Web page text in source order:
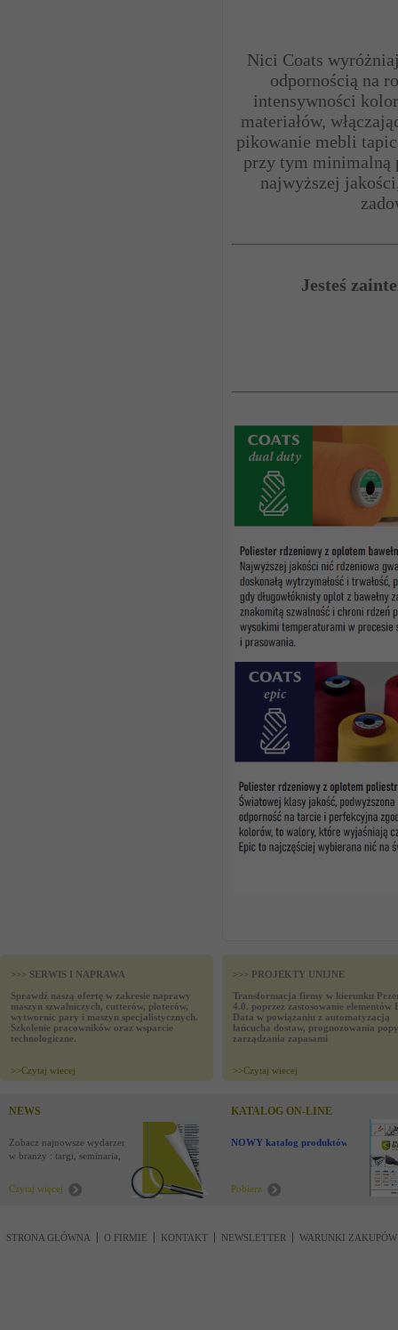
Nici Coats
odpornością na
intensywności
materiałów,
pikowanie mebli
przy tym minimalną
najwyższej
Jesteś
>>> SERWIS I NAPRAWA
Sprawdź naszą ofertę w zakresie naprawy
maszyn szwalniczych, cutterów, ploterów,
wytwornic pary i maszyn specjalistycznych.
Szkolenie pracowników oraz wsparcie
technologiczne.
>>Czytaj wiecej
>>> PROJEKTY UNIJNE
Transformacja firmy w kierunku
4.0. poprzez zastosowanie elementów
Data w powiązaniu z automatyzacją
łańcucha dostaw, prognozowania
zarządzania zapasami
>>Czytaj wiecej
NEWS
Zobacz najnowsze wydarzenia
w branży : targi, seminaria,
Czytaj więcej
KATALOG ON-LINE
NOWY katalog produktów !
Pobierz
STRONA GŁÓWNA O FIRMIE KONTAKT NEWSLETTER WARUNKI ZAKUPÓW